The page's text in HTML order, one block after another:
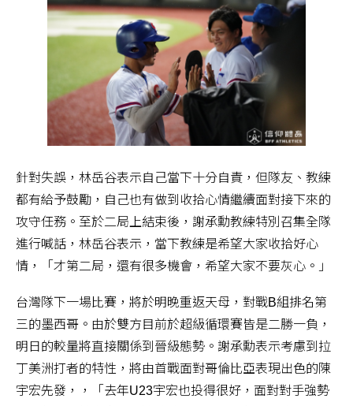
針對失誤，林岳谷表示自己當下十分自責，但隊友、教練
都有給予鼓勵，自己也有做到收拾心情繼續面對接下來的
攻守任務。至於二局上結束後，謝承勳教練特別召集全隊
進行喊話，林岳谷表示，當下教練是希望大家收拾好心
情，「才第二局，還有很多機會，希望大家不要灰心。」
台灣隊下一場比賽，將於明晚重返天母，對戰B組排名第
三的墨西哥。由於雙方目前於超級循環賽皆是二勝一負，
明日的較量將直接關係到晉級態勢。謝承勳表示考慮到拉
丁美洲打者的特性，將由首戰面對哥倫比亞表現出色的陳
宇宏先發，，「去年U23宇宏也投得很好，面對對手強勢